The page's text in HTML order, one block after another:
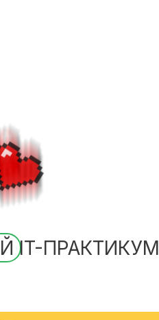
IT-ПРАКТИКУМ